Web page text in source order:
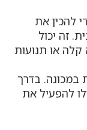
להכין את
זה יכול
קלה או תנועות
בדרך
להפעיל את